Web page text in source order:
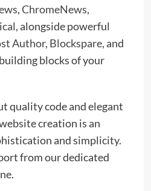
,ChromeNews,
, alongside powerful
Author, Blockspare, and
blocks of your
quality code and elegant
creation is an
and simplicity.
from our dedicated